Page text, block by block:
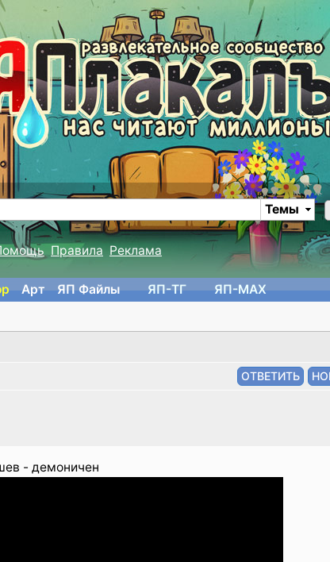
Темы
Правила Реклама
Арт ЯП Файлы ЯП-TГ
ЯП-MAX
- демоничен